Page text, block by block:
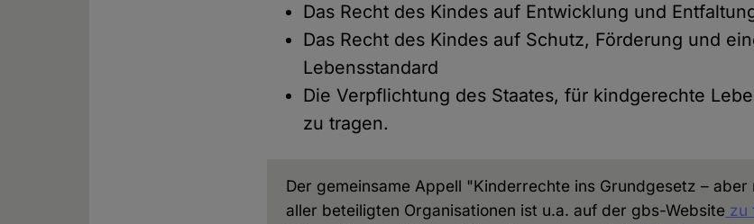
Das Recht des Kindes auf Entwicklung und
Das Recht des Kindes auf Schutz, Förderung und
Lebensstandard
Die Verpflichtung des Staates, für kindgerechte
zu tragen.
Der gemeinsame Appell "Kinderrechte ins Grundgesetz –
aller beteiligten Organisationen ist u.a. auf der gbs-Website zu